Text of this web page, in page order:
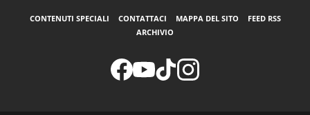
CONTENUTI SPECIALI CONTATTACI MAPPA DEL SITO
FEED RSS
ARCHIVIO